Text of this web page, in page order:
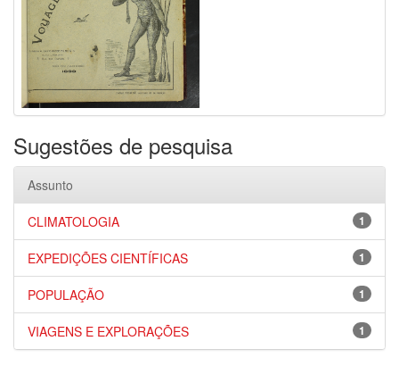
Sugestões de pesquisa
Assunto
1
CLIMATOLOGIA
1
EXPEDIÇÕES CIENTÍFICAS
1
POPULAÇÃO
1
VIAGENS E EXPLORAÇÕES